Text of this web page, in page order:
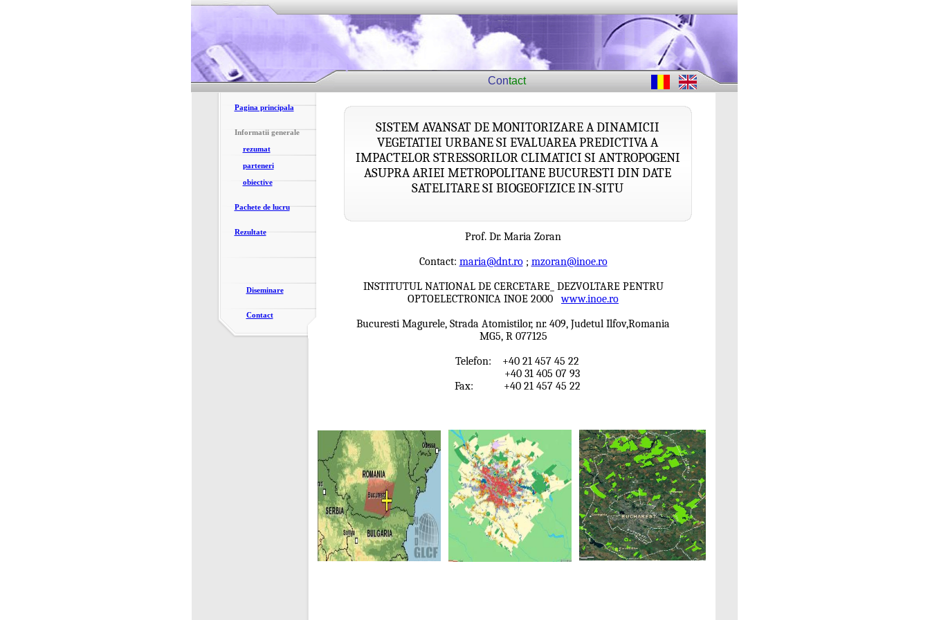
SISTEM AVANSAT DE MONITORIZARE A DINAMICII
VEGETATIEI URBANE SI EVALUAREA PREDICTIVA A
IMPACTELOR STRESSORILOR CLIMATICI SI ANTROPOGENI
ASUPRA ARIEI METROPOLITANE BUCURESTI DIN DATE
SATELITARE SI BIOGEOFIZICE IN-SITU
Prof. Dr. Maria Zoran
Contact: maria@dnt.ro; mzoran@inoe.ro
INSTITUTUL NATIONAL DE CERCETARE_ DEZVOLTARE PENTRU
OPTOELECTRONICA INOE 2000www.inoe.ro
Bucuresti Magurele, Strada Atomistilor, nr. 409, Judetul Ilfov,Romania
MG5, R 077125
Telefon: +40 21 457 45 22
+40 31 405 07 93
Fax: +40 21 457 45 22
Diseminare
Contact
Pagina principala
Informatii generale
rezumat
parteneri
obiective
Pachete de lucru
Rezultate
Contact